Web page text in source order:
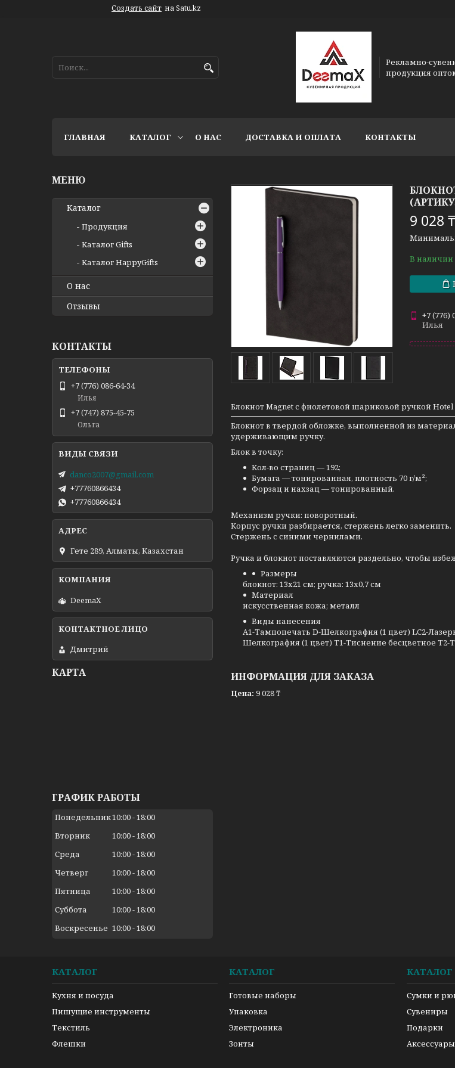
Создать сайт на Satu.kz
Рекламно-
продукция
ГЛАВНАЯ КАТАЛОГ О НАС ДОСТАВКА И ОПЛАТА КОНТАКТЫ
9 028 ₸
В наличии
+7 (776)
Илья
Блокнот Magnet с фиолетовой шариковой ручкой Hotel
Блокнот в твердой обложке, выполненной из
удерживающим ручку.
Блок в точку:
Кол-во страниц — 192;
Бумага — тонированная, плотность 70 г/м²;
Форзац и нахзац — тонированный.
Механизм ручки: поворотный.
Корпус ручки разбирается, стержень легко заменить.
Стержень с синими чернилами.
Ручка и блокнот поставляются раздельно, чтобы
Размеры
блокнот: 13х21 см; ручка: 13х0,7 см
Материал
искусственная кожа; металл
Виды нанесения
A1-Тампопечать D-Шелкография (1 цвет) LC2-
Шелкография (1 цвет) T1-Тиснение бесцветное T2-
ИНФОРМАЦИЯ ДЛЯ ЗАКАЗА
Цена: 9 028 ₸
Каталог
Продукция
Каталог Gifts
Каталог HappyGifts
О нас
Отзывы
КОНТАКТЫ
+7 (776) 086-64-34
Илья
+7 (747) 875-45-75
Ольга
danco2007@gmail.com
+77760866434
+77760866434
Гете 289, Алматы, Казахстан
DeemaX
Дмитрий
КАРТА
ГРАФИК РАБОТЫ
Понедельник10:00 18:00
Вторник
10:00 18:00
Среда
10:00 18:00
Четверг
10:00 18:00
Пятница
10:00 18:00
Суббота
10:00 18:00
Воскресенье 10:00 18:00
КАТАЛОГ
Кухня и посуда
Пишущие инструменты
Текстиль
Флешки
КАТАЛОГ
Готовые наборы
Упаковка
Электроника
Зонты
КАТАЛОГ
Сумки и
Сувениры
Подарки
Аксессуары